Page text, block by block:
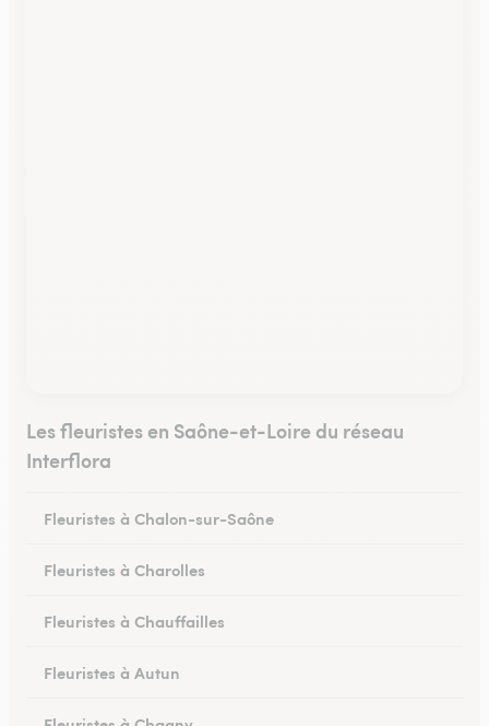
Les fleuristes en Saône-et-Loire du réseau
Interflora
Fleuristes à Chalon-sur-Saône
Fleuristes à Charolles
Fleuristes à Chauffailles
Fleuristes à Autun